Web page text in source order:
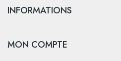
INFORMATIONS
MON COMPTE